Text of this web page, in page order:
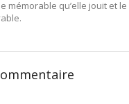
mémorable qu’elle jouit et